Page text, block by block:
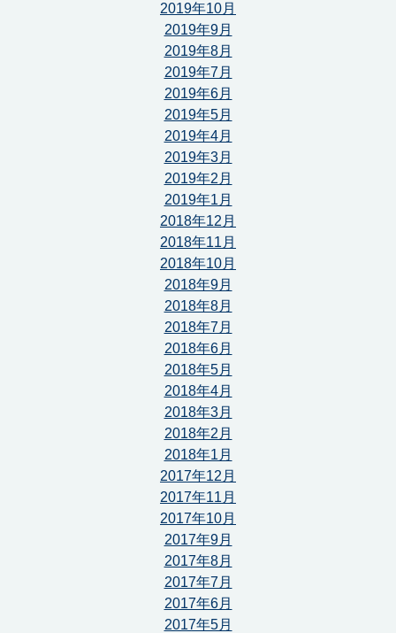
2019年10月
2019年9月
2019年8月
2019年7月
2019年6月
2019年5月
2019年4月
2019年3月
2019年2月
2019年1月
2018年12月
2018年11月
2018年10月
2018年9月
2018年8月
2018年7月
2018年6月
2018年5月
2018年4月
2018年3月
2018年2月
2018年1月
2017年12月
2017年11月
2017年10月
2017年9月
2017年8月
2017年7月
2017年6月
2017年5月